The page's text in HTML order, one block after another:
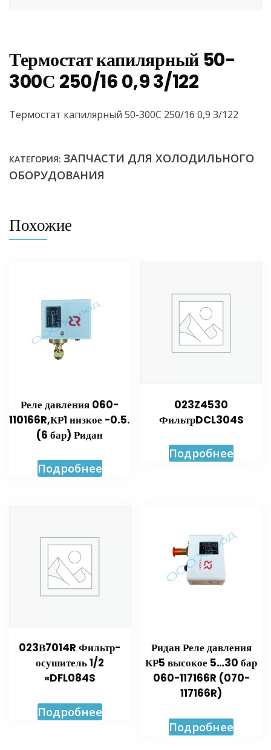
Термостат капилярный 50-
300С 250/16 0,9 3/122
Термостат капилярный 50-300С 250/16 0,9 3/122
КАТЕГОРИЯ: ЗАПЧАСТИ ДЛЯ ХОЛОДИЛЬНОГО
ОБОРУДОВАНИЯ
Похожие
Реле давления 060-
110166R,КР1 низкое -0.5.
(6 бар) Ридан
Подробнее
023Z4530
ФильтрDCL304S
Подробнее
023В7014R Фильтр-
осушитель 1/2
«DFL084S
Подробнее
Ридан Реле давления
КР5 высокое 5…30 бар
060-117166R (070-
117166R)
Подробнее